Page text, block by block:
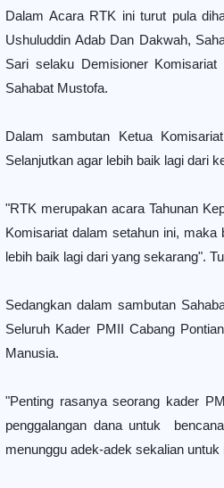
Dalam Acara RTK ini turut pula
Ushuluddin Adab Dan Dakwah,
Sari selaku Demisioner
Sahabat Mustofa.
Dalam sambutan Ketua
Selanjutkan agar lebih baik lagi dari
"RTK merupakan acara Tahunan
Komisariat dalam setahun ini,
lebih baik lagi dari yang sekarang".
Sedangkan dalam sambutan
Seluruh Kader PMII Cabang
Manusia.
"Penting rasanya seorang kader
penggalangan dana untuk
menunggu adek-adek sekalian